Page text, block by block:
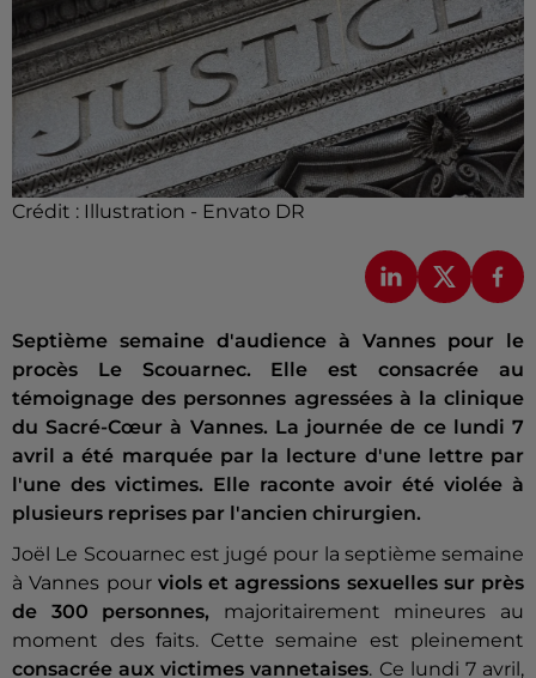
Crédit : Illustration - Envato DR
Septième semaine d'audience à Vannes pour le
procès Le Scouarnec. Elle est consacrée au
témoignage des personnes agressées à la clinique
du Sacré-Cœur à Vannes. La journée de ce lundi 7
avril a été marquée par la lecture d'une lettre par
l'une des victimes. Elle raconte avoir été violée à
plusieurs reprises par l'ancien chirurgien.
Joël Le Scouarnec est jugé pour la septième semaine
à Vannes pour viols et agressions sexuelles sur près
de 300 personnes, majoritairement mineures au
moment des faits. Cette semaine est pleinement
consacrée aux victimes vannetaises. Ce lundi 7 avril,